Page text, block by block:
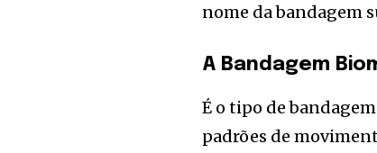
nome da bandagem
A Bandagem
É o tipo de
padrões de